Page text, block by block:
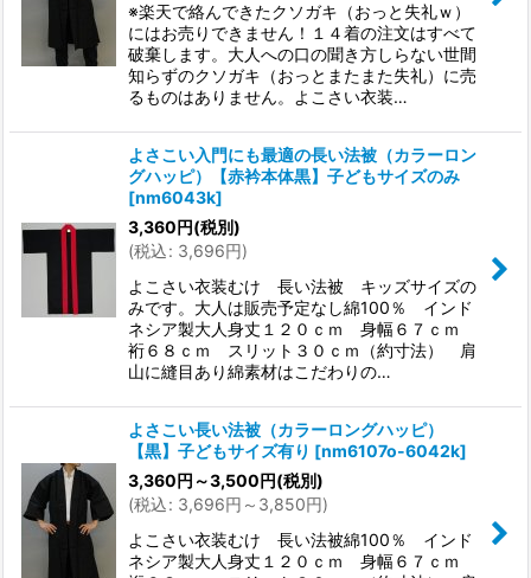
※楽天で絡んできたクソガキ（おっと失礼ｗ）
にはお売りできません！１４着の注文はすべて
破棄します。大人への口の聞き方しらない世間
知らずのクソガキ（おっとまたまた失礼）に売
るものはありません。よこさい衣装…
よさこい入門にも最適の長い法被（カラーロン
グハッピ）【赤衿本体黒】子どもサイズのみ
[nm6043k]
3,360円(税別)
(税込: 3,696円)
よこさい衣装むけ 長い法被 キッズサイズの
みです。大人は販売予定なし綿100％ インド
ネシア製大人身丈１２０ｃｍ 身幅６７ｃｍ
裄６８ｃｍ スリット３０ｃｍ（約寸法） 肩
山に縫目あり綿素材はこだわりの…
よさこい長い法被（カラーロングハッピ）
【黒】子どもサイズ有り [nm6107o-6042k]
3,360円 ～3,500円(税別)
(税込: 3,696円 ～3,850円)
よこさい衣装むけ 長い法被綿100％ インド
ネシア製大人身丈１２０ｃｍ 身幅６７ｃｍ